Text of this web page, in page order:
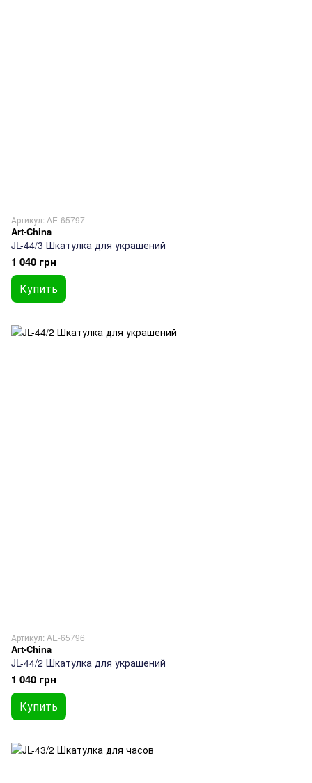
Артикул: AE-65797
Art-China
JL-44/3 Шкатулка для украшений
1 040 грн
Купить
Артикул: AE-65796
Art-China
JL-44/2 Шкатулка для украшений
1 040 грн
Купить